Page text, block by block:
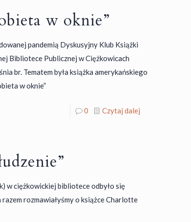
w oknie”
pandemią Dyskusyjny Klub Książki
Bibliotece Publicznej w Ciężkowicach
br. Tematem była książka amerykańskiego
w oknie”
0 Czytaj dalej
w ciężkowickiej bibliotece odbyło się
rozmawiałyśmy o książce Charlotte